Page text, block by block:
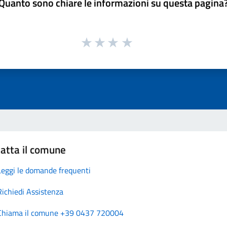
il comune
le domande frequenti
Assistenza
il comune +39 0437 720004